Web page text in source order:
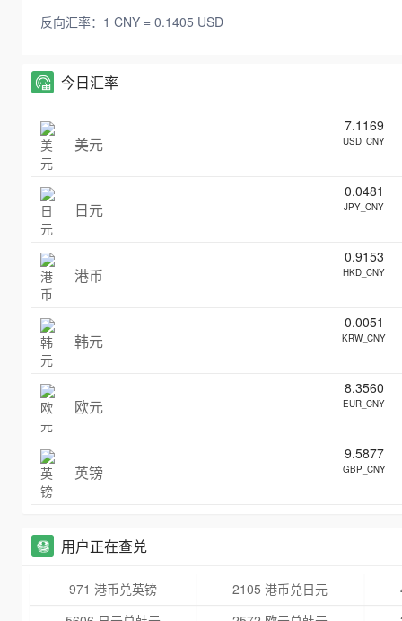
反向汇率：1 CNY = 0.1405 USD
今日汇率
美元
7.1169
USD_CNY
日元
0.0481
JPY_CNY
港币
0.9153
HKD_CNY
韩元
0.0051
KRW_CNY
欧元
8.3560
EUR_CNY
英镑
9.5877
GBP_CNY
用户正在查兑
971 港币兑英镑 2105 港币兑日元